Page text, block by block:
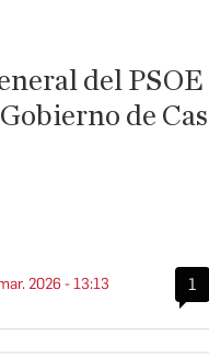
del
de
2026 - 13:13 1